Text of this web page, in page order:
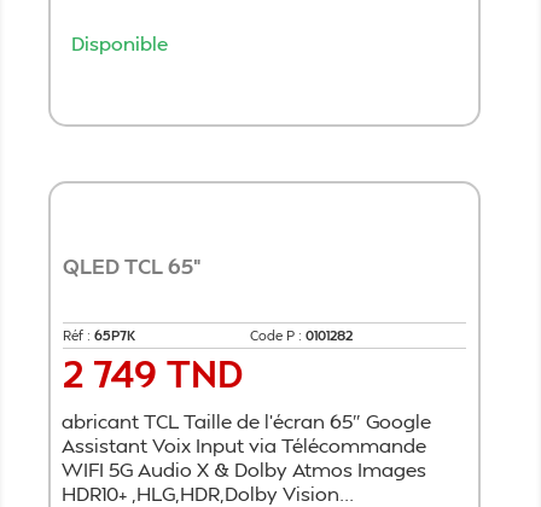
Disponible
QLED TCL 65"
Réf : 65P7K Code P : 0101282
Prix
2 749 TND
abricant TCL Taille de l’écran 65″ Google
Assistant Voix Input via Télécommande
WIFI 5G Audio X & Dolby Atmos Images
HDR10+ ,HLG,HDR,Dolby Vision...